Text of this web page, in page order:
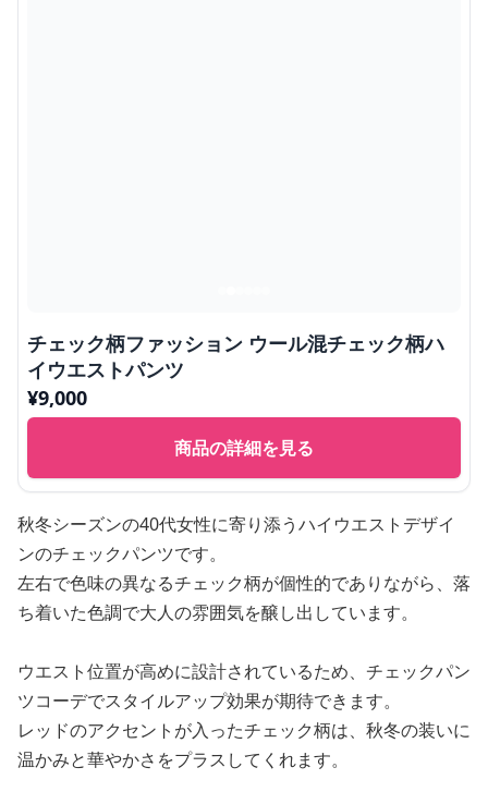
チェック柄ファッション ウール混チェック柄ハ
イウエストパンツ
¥9,000
商品の詳細を見る
秋冬シーズンの40代女性に寄り添うハイウエストデザイ
ンのチェックパンツです。
左右で色味の異なるチェック柄が個性的でありながら、落
ち着いた色調で大人の雰囲気を醸し出しています。
ウエスト位置が高めに設計されているため、チェックパン
ツコーデでスタイルアップ効果が期待できます。
レッドのアクセントが入ったチェック柄は、秋冬の装いに
温かみと華やかさをプラスしてくれます。